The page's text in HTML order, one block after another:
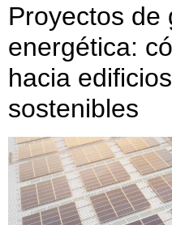
Proyectos de
energética:
hacia
sostenibles